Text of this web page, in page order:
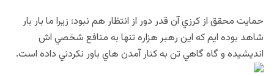
حمايت محقق از كرزي آن قدر دور از انتظار هم نبود؛ زيرا ما بار بار
شاهد بوده ايم كه اين رهبر هزاره تنها به منافع شخصي اش
انديشيده و گاه گاهي تن به كنار آمدن هاي باور نكردني داده است.